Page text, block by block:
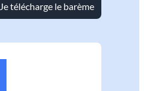
Je télécharge le barème